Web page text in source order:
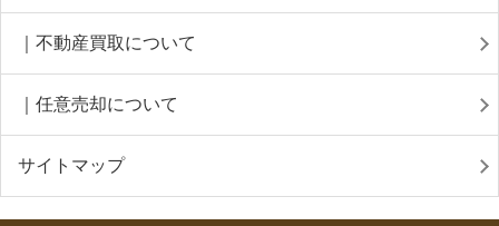
｜不動産買取について
｜任意売却について
サイトマップ